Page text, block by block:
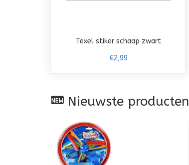
Texel stiker schaap zwart
€2,99
Nieuwste producten